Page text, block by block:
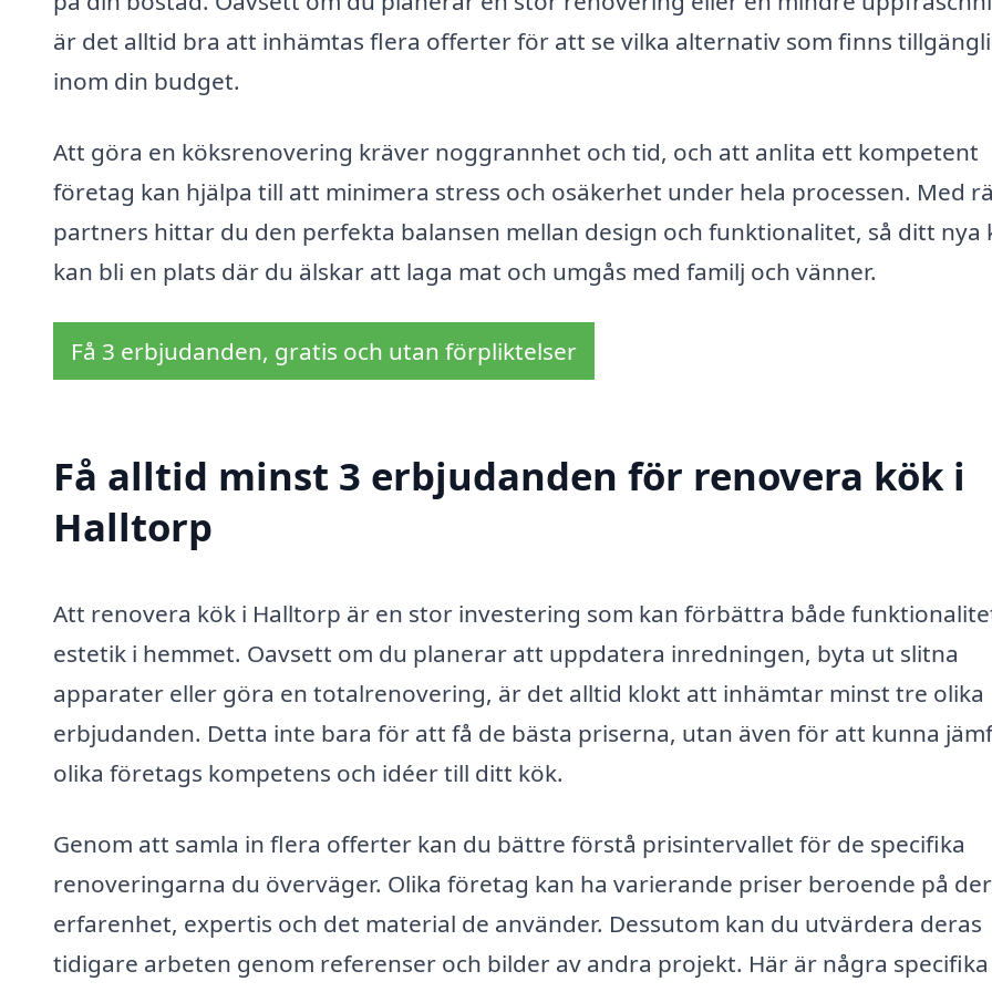
är det alltid bra att inhämtas flera offerter för att se vilka alternativ som finns
inom din budget.
Att göra en köksrenovering kräver noggrannhet och tid, och att anlita ett kompetent
företag kan hjälpa till att minimera stress och osäkerhet under hela processen. Med
partners hittar du den perfekta balansen mellan design och funktionalitet, så ditt nya
kan bli en plats där du älskar att laga mat och umgås med familj och vänner.
Få 3 erbjudanden, gratis och utan förpliktelser
Få alltid minst 3 erbjudanden för renovera kök i
Halltorp
Att renovera kök i Halltorp är en stor investering som kan förbättra både
estetik i hemmet. Oavsett om du planerar att uppdatera inredningen, byta ut slitna
apparater eller göra en totalrenovering, är det alltid klokt att inhämtar minst tre olika
erbjudanden. Detta inte bara för att få de bästa priserna, utan även för att kunna
olika företags kompetens och idéer till ditt kök.
Genom att samla in flera offerter kan du bättre förstå prisintervallet för de specifika
renoveringarna du överväger. Olika företag kan ha varierande priser beroende på
erfarenhet, expertis och det material de använder. Dessutom kan du utvärdera deras
tidigare arbeten genom referenser och bilder av andra projekt. Här är några specifika